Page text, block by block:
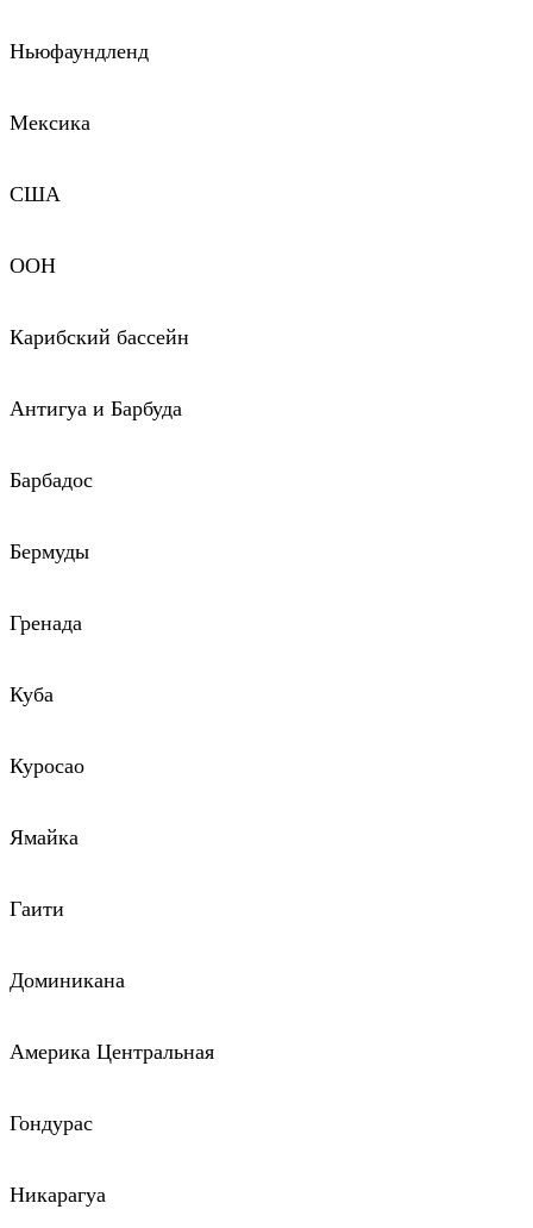
Ньюфаундленд
Мексика
США
ООН
Карибский бассейн
Антигуа и Барбуда
Барбадос
Бермуды
Гренада
Куба
Куросао
Ямайка
Гаити
Доминикана
Америка Центральная
Гондурас
Никарагуа